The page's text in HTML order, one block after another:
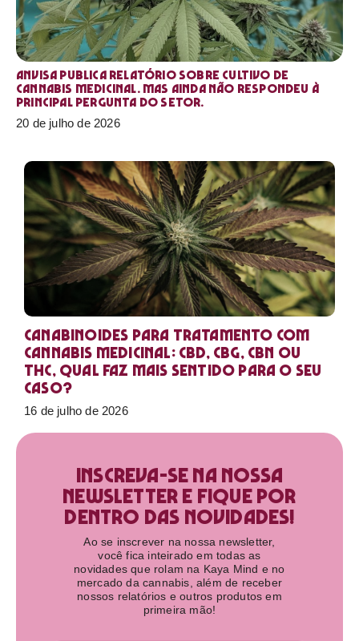
Anvisa publica relatório sobre cultivo de
Cannabis medicinal. Mas ainda não respondeu à
principal pergunta do setor.
20 de julho de 2026
Canabinoides para tratamento com
cannabis medicinal: CBD, CBG, CBN ou
THC, qual faz mais sentido para o seu
caso?
16 de julho de 2026
Inscreva-se na nossa
newsletter e fique por
dentro das novidades!​
Ao se inscrever na nossa newsletter,
você fica inteirado em todas as
novidades que rolam na Kaya Mind e no
mercado da cannabis, além de receber
nossos relatórios e outros produtos em
primeira mão!